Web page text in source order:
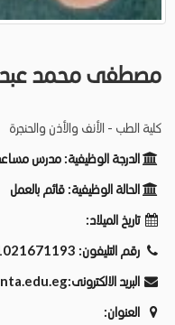
مصطفى محمد
كلية الطب - الأنف والأذن والحنجرة
الدرجة الوظيفية: مدرس
الحالة الوظيفية: قائم بالعمل
تاريخ الميلاد:
رقم التليفون:
البريد الالكترونى:
العنوان: